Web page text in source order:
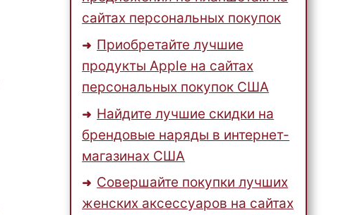
сайтах персональных покупок
Приобретайте лучшие
продукты Apple на сайтах
персональных покупок США
Найдите лучшие скидки на
брендовые наряды в интернет-
магазинах США
Совершайте покупки лучших
женских аксессуаров на сайтах